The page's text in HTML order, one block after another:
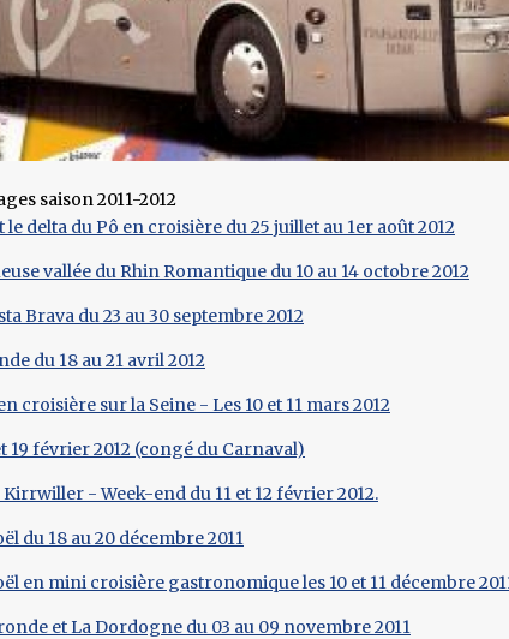
saison 2011-2012
le delta du Pô en croisière du 25 juillet au 1er août 2012
vallée du Rhin Romantique du 10 au 14 octobre 2012
Brava du 23 au 30 septembre 2012
du 18 au 21 avril 2012
croisière sur la Seine - Les 10 et 11 mars 2012
19 février 2012 (congé du Carnaval)
- Week-end du 11 et 12 février 2012.
du 18 au 20 décembre 2011
en mini croisière gastronomique les 10 et 11 décembre
et La Dordogne du 03 au 09 novembre 2011